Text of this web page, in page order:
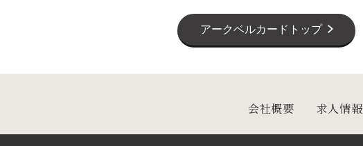
アークベルカードトップ
会社概要 求人情報